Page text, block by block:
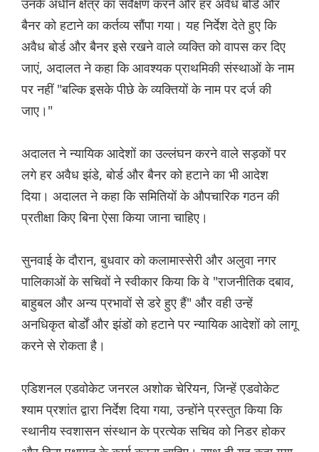
उनके अधीन क्षेत्र का सर्वेक्षण करने और हर अवैध बोर्ड और
बैनर को हटाने का कर्तव्य सौंपा गया। यह निर्देश देते हुए कि
अवैध बोर्ड और बैनर इसे रखने वाले व्यक्ति को वापस कर दिए
जाएं, अदालत ने कहा कि आवश्यक प्राथमिकी संस्थाओं के नाम
पर नहीं "बल्कि इसके पीछे के व्यक्तियों के नाम पर दर्ज की
जाए।"
अदालत ने न्यायिक आदेशों का उल्लंघन करने वाले सड़कों पर
लगे हर अवैध झंडे, बोर्ड और बैनर को हटाने का भी आदेश
दिया। अदालत ने कहा कि समितियों के औपचारिक गठन की
प्रतीक्षा किए बिना ऐसा किया जाना चाहिए।
सुनवाई के दौरान, बुधवार को कलामास्सेरी और अलुवा नगर
पालिकाओं के सचिवों ने स्वीकार किया कि वे "राजनीतिक दबाव,
बाहुबल और अन्य प्रभावों से डरे हुए हैं" और वही उन्हें
अनधिकृत बोर्डों और झंडों को हटाने पर न्यायिक आदेशों को लागू
करने से रोकता है।
एडिशनल एडवोकेट जनरल अशोक चेरियन, जिन्हें एडवोकेट
श्याम प्रशांत द्वारा निर्देश दिया गया, उन्होंने प्रस्तुत किया कि
स्थानीय स्वशासन संस्थान के प्रत्येक सचिव को निडर होकर